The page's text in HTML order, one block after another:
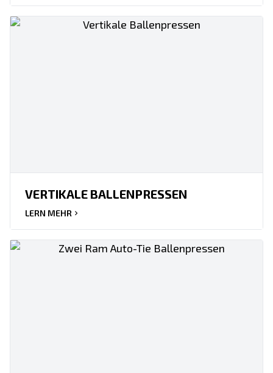
VERTIKALE BALLENPRESSEN
LERN MEHR